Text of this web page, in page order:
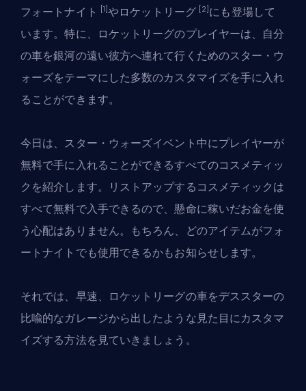
フォートナイト
[1] やロケットリーグ [2] にも登場して
います。特に、ロケットリーグのプレイヤーは、自分
の車を銀河の遠い彼方へ連れて行くためのスター・ウ
ォーズをテーマにした多数のカスタマイズを手に入れ
ることができます。
今日は、スター・ウォーズイベント中にプレイヤーが
無料で手に入れることができるすべてのコスメティッ
クを紹介します。リストアップするコスメティックは
すべて無料で入手できるので、懸命に稼いだお金を使
う心配はありません。もちろん、どのアイテムがフォ
ートナイトでも使用できるかもお知らせします。
それでは、早速、 ロケットリーグの車をデススターの
比喩的なガレージから出したような見た目にカスタマ
イズする方法を見ていきましょう。